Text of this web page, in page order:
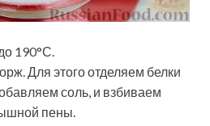
190°С.
Для этого отделяем белки
соль, и взбиваем
пены.